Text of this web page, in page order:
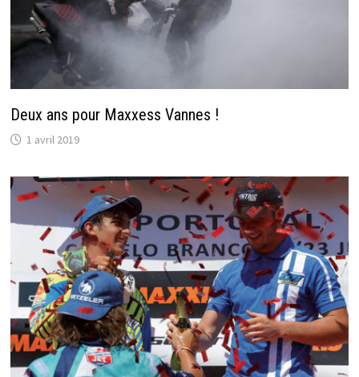
Deux ans pour Maxxess Vannes !
1 avril 2019